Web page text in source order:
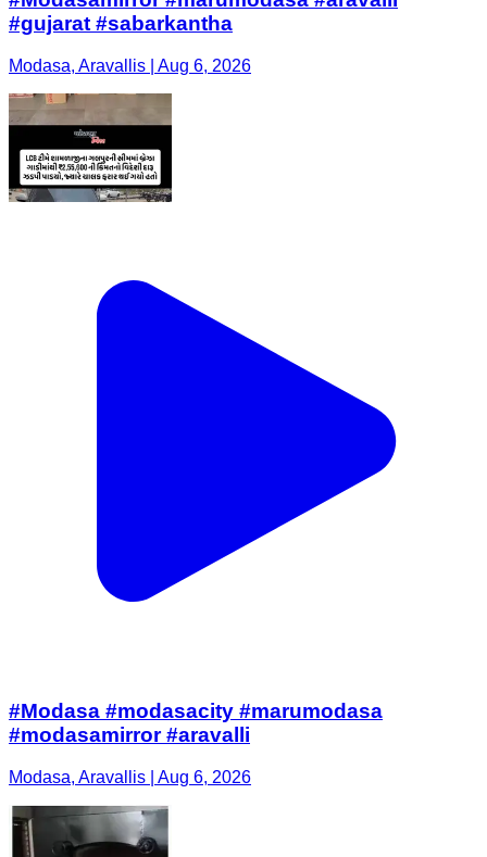
#gujarat #sabarkantha
Modasa, Aravallis | Aug 6, 2026
#Modasa #modasacity #marumodasa
#modasamirror #aravalli
Modasa, Aravallis | Aug 6, 2026